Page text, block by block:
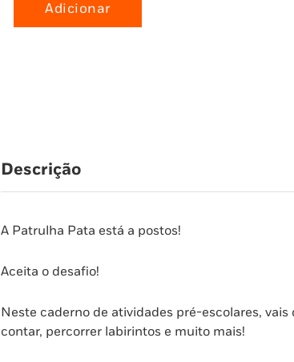
Quantidade
Pata)
Adicionar
Descrição
A Patrulha Pata está a postos!
Aceita o desafio!
Neste caderno de atividades pré-escolares,
contar, percorrer labirintos e muito mais!